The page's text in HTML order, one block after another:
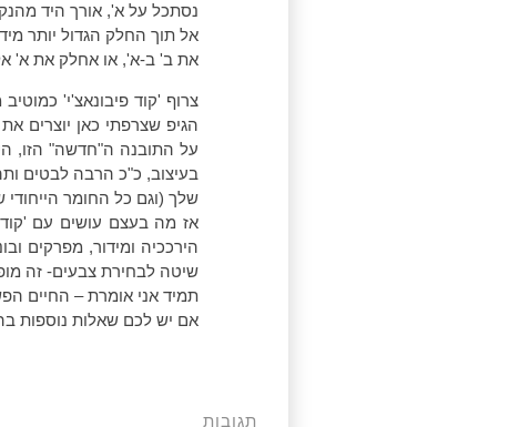
נסתכל על א', אורך היד
אל תוך החלק הגדול יותר
את ב' ב-א', או אחלק את א' אל
צרוף 'קוד פיבונאצ'י'
הגיפ שצרפתי כאן יוצרים
על התובנה ה"חדשה" הזו,
בעיצוב, כ"כ הרבה לבטים
שלך (וגם כל החומר
אז מה בעצם עושים עם 'קוד
הירככיה ומידור, מפרקים
שיטה לבחירת צבעים- זה
תמיד אני אומרת – החיים
אם יש לכם שאלות נוספות
תגובות